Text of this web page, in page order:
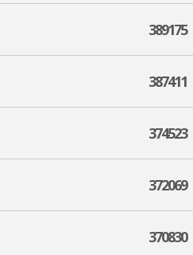
389175
387411
374523
372069
370830